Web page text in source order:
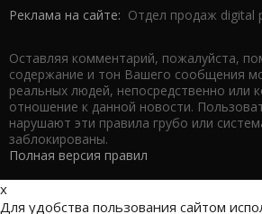
Реклама на сайте: Отдел продаж digital
Оставляя комментарий, пожалуйста,
содержание и тон Вашего сообщения
реальных людей, непосредственно или
отношение к данной новости.
нарушают эти правила грубо или
заблокированы.
Полная версия правил
x
Для удобства пользования сайтом